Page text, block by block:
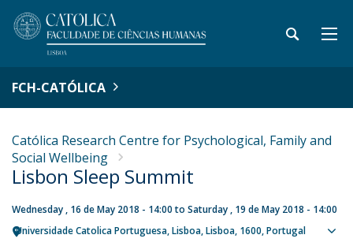
FCH-CATÓLICA
Católica Research Centre for Psychological, Family and
Social Wellbeing
Lisbon Sleep Summit
Wednesday , 16 de May 2018 - 14:00to Saturday , 19 de May 2018 - 14:00
Universidade Catolica Portuguesa Lisboa Lisboa 1600 Portugal